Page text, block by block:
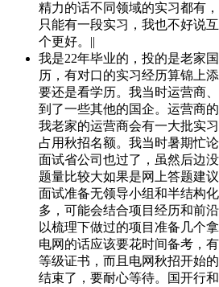
精力的话不同领域的实习都有
只能有一段实习，我也不好说
个更好。||
我是22年毕业的，投的是老家
历，有对口的实习经历算锦上
要还是看学历。我当时运营商
到了一些其他的国企。运营商
我老家的运营商会有一大批实
占用秋招名额。我当时暑期忙
面试省公司也过了，虽然后边
题量比较大如果是网上答题建
面试准备无领导小组和半结构
多，可能会结合项目经历和前
以梳理下做过的项目准备几个
电网的话应该要花时间备考，
等级证书，而且电网秋招开始
结束了，要耐心等待。国开行